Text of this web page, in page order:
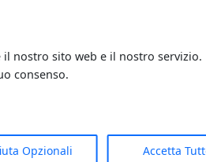
nostro sito web e il nostro servizio.
consenso.
Opzionali Accetta